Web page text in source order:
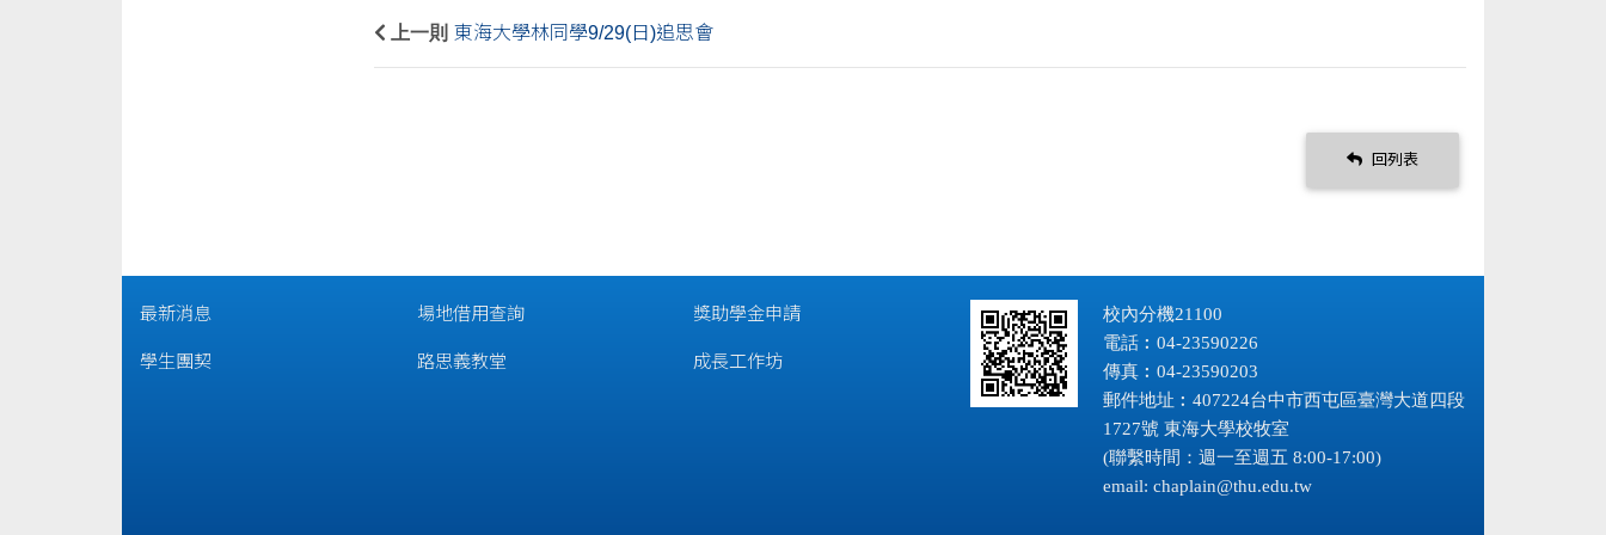
上一則 東海大學林同學9/29(日)追思會
回列表
最新消息
學生團契
場地借用查詢
路思義教堂
獎助學金申請
成長工作坊
校內分機21100
電話︰04-23590226
傳真︰04-23590203
郵件地址︰407224台中市西屯區臺灣大道四段
1727號 東海大學校牧室
(聯繫時間：週一至週五 8:00-17:00)
email:chaplain@thu.edu.tw